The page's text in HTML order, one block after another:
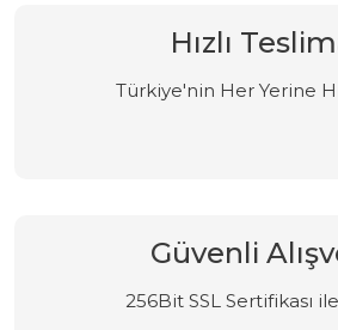
Hızlı
Türkiye'nin Her Yerine
Güvenli
256Bit SSL Sertifikası